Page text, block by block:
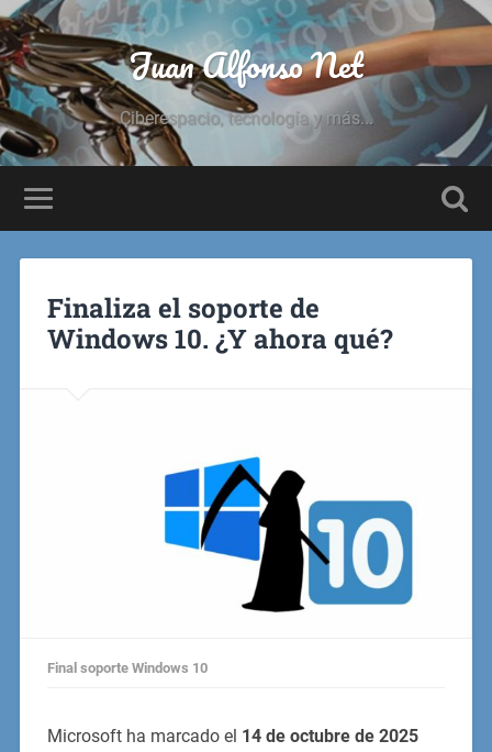
Juan Alfonso Net
Ciberespacio, tecnología y más...
Finaliza el soporte de
Windows 10. ¿Y ahora qué?
Final soporte Windows 10
Microsoft ha marcado el 14 de octubre de 2025